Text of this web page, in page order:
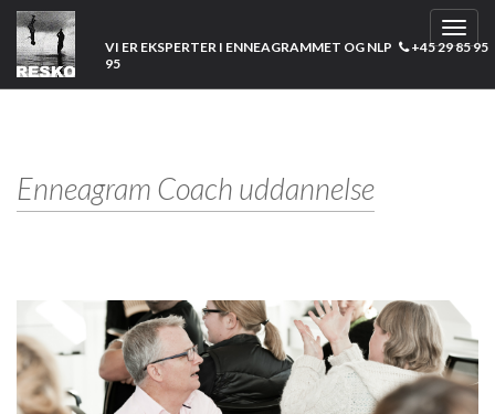
VI ER EKSPERTER I ENNEAGRAMMET OG NLP
+45 29 85 95
95
Enneagram Coach uddannelse